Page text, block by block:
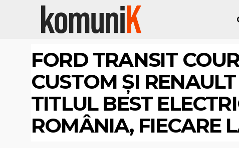
FORD TRANSIT
CUSTOM ȘI
TITLUL BEST
ROMÂNIA, FIECARE